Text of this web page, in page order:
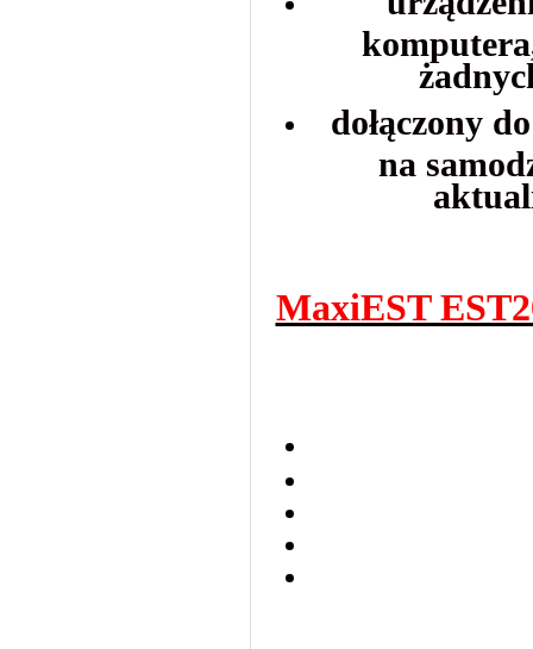
dołączony
na
MaxiEST